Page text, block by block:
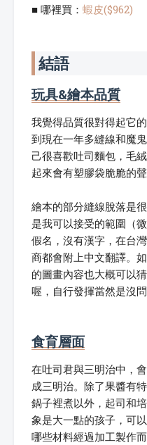
■ 哪裡買： 蝦皮($962)
結語
玩具&繪本品質
我覺得品質很對得起它
到現在一年多縫線和魔
己很喜歡吐司麵包，毛
起來會有塑膠袋脆脆的
繪本的部分縫線脫落是
是我可以接受的範圍（
假名，沒有漢字，在台
商都會附上中文翻譯。
的圖畫內容也大概可以
喔，自行發揮當然是沒問
食育層面
在吐司君與三明治中，
成三明治。除了果醬有
鍋子裡煮以外，起司和
象是大一點的孩子，可
哪些材料經過加工製作而